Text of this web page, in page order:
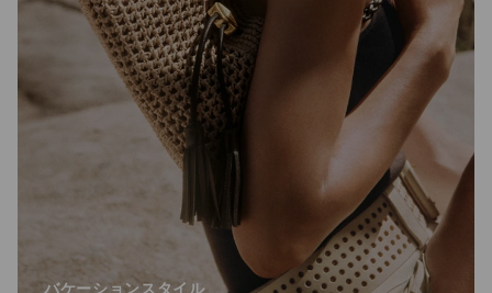
バケーションスタイル